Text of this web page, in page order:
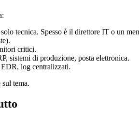
tecnica. Spesso è il direttore IT o un
critici.
sistemi di produzione, posta elettronica.
log centralizzati.
tema.